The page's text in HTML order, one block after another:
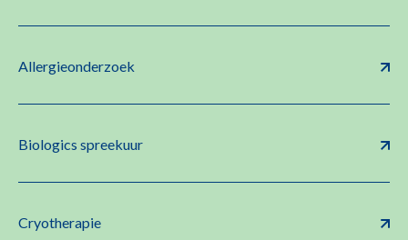
Allergieonderzoek
Biologics spreekuur
Cryotherapie